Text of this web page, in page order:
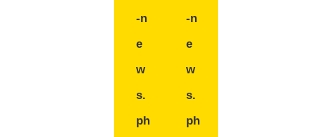
-n
e
w
s.
ph
-n
e
w
s.
ph